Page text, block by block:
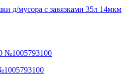
мусора с завязками 35л 14мкм